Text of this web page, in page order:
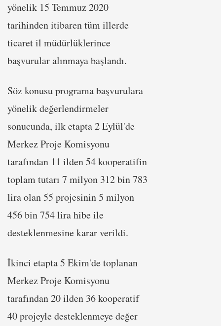
yönelik 15 Temmuz 2020
tarihinden itibaren tüm illerde
ticaret il müdürlüklerince
başvurular alınmaya başlandı.
Söz konusu programa başvurulara
yönelik değerlendirmeler
sonucunda, ilk etapta 2 Eylül'de
Merkez Proje Komisyonu
tarafından 11 ilden 54 kooperatifin
toplam tutarı 7 milyon 312 bin 783
lira olan 55 projesinin 5 milyon
456 bin 754 lira hibe ile
desteklenmesine karar verildi.
İkinci etapta 5 Ekim'de toplanan
Merkez Proje Komisyonu
tarafından 20 ilden 36 kooperatif
40 projeyle desteklenmeye değer